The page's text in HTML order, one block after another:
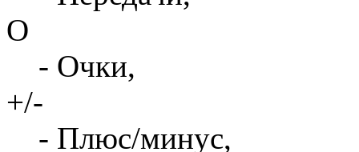
О
- Очки,
+/-
- Плюс/минус,